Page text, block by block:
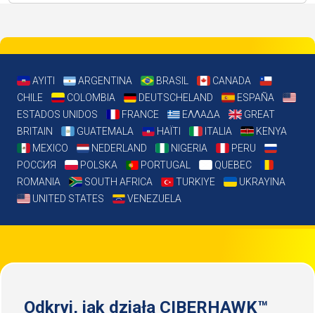
AYITI ARGENTINA BRASIL
CANADA
CHILE
COLOMBIA DEUTSCHELAND
ESPAÑA
ESTADOS UNIDOS
FRANCE ΕΛΛΑΔΑ
GREAT
BRITAIN
GUATEMALA HAÏTI ITALIA
KENYA
MEXICO
NEDERLAND NIGERIA
PERU
РОССИЯ
POLSKA PORTUGAL
QUEBEC
ROMANIA
SOUTH AFRICA TURKIYE
UKRAYINA
UNITED STATES
VENEZUELA
Odkryj, jak działa CIBERHAWK™